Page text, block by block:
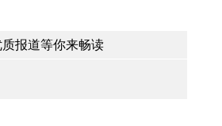
报道等你来畅读